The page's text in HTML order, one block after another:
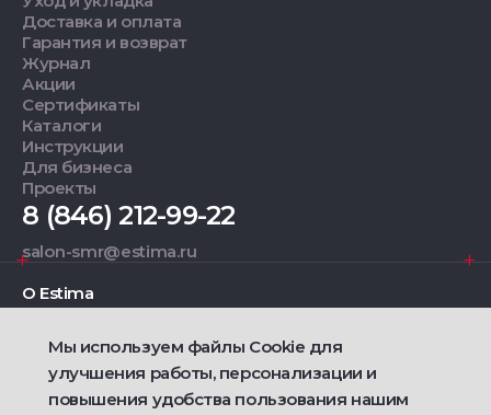
Доставка и оплата
Гарантия и возврат
Журнал
Акции
Сертификаты
Каталоги
Инструкции
Для бизнеса
Проекты
8 (846) 212-99-22
salon-smr@estima.ru
О Estima
Дизайнерам
Мы используем файлы Cookie для
улучшения работы, персонализации и
повышения удобства пользования нашим